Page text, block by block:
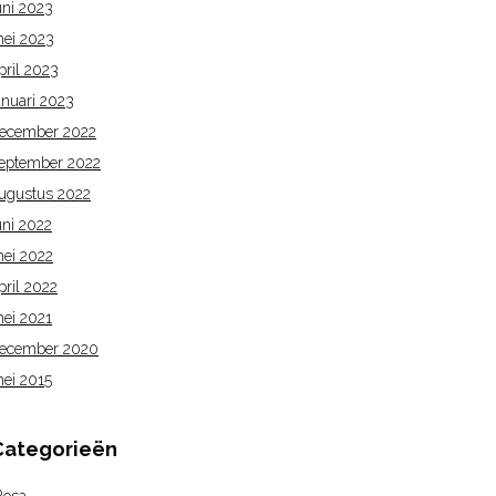
2023
2023
2023
2023
2022
2022
2022
2022
2022
2022
2021
2020
2015